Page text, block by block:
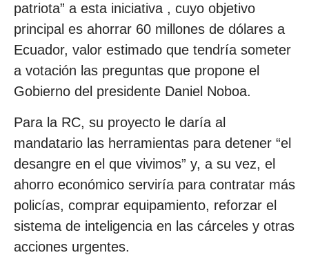
patriota” a esta iniciativa , cuyo objetivo
principal es ahorrar 60 millones de dólares a
Ecuador, valor estimado que tendría someter
a votación las preguntas que propone el
Gobierno del presidente Daniel Noboa.
Para la RC, su proyecto le daría al
mandatario las herramientas para detener “el
desangre en el que vivimos” y, a su vez, el
ahorro económico serviría para contratar más
policías, comprar equipamiento, reforzar el
sistema de inteligencia en las cárceles y otras
acciones urgentes.